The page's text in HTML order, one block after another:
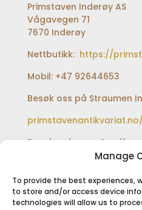
Manage
To provide the best experiences,
to store and/or access device
technologies will allow us to
Primstaven Inderøy AS
Vågavegen 71
7670 Inderøy
Nettbutikk: https://
Mobil: +47 92644653
Besøk oss på Straumen
primstavenantikvariat.no/
Besøksadresse:
extra og Shell